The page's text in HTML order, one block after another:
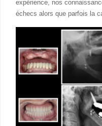
expérience, nos
échecs alors que parfois la